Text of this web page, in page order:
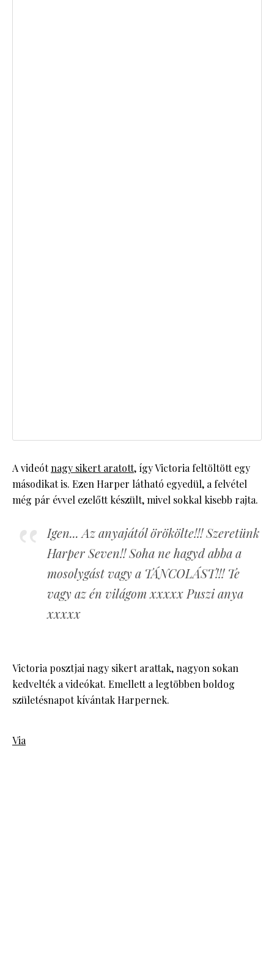
A videótnagy sikert aratott, így Victoria feltöltött egy
másodikat is. Ezen Harper látható egyedül, a felvétel
még pár évvel ezelőtt készült, mivel sokkal kisebb rajta.
Igen... Az anyajától örökölte!!! Szeretünk
Harper Seven!! Soha ne hagyd abba a
mosolygást vagy a TÁNCOLÁST!!! Te
vagy az én világom xxxxx Puszi anya
xxxxx
Victoria posztjai nagy sikert arattak, nagyon sokan
kedvelték a videókat. Emellett a legtöbben boldog
születésnapot kívántak Harpernek.
Via